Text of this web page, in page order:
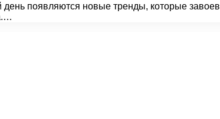
появляются новые тренды, которые